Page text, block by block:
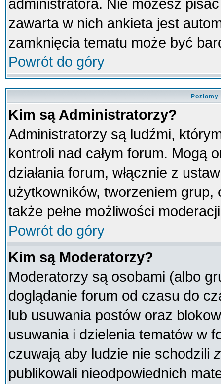
administratora. Nie możesz
zawarta w nich ankieta jest
zamknięcia tematu może być
Powrót do góry
Kim są Administratorzy?
Administratorzy są ludźmi,
kontroli nad całym forum. Mogą
działania forum, włącznie z
użytkowników, tworzeniem
także pełne możliwości
Powrót do góry
Kim są Moderatorzy?
Moderatorzy są osobami (albo
doglądanie forum od czasu do
lub usuwania postów oraz
usuwania i dzielenia tematów w
czuwają aby ludzie nie schodzili
publikowali nieodpowiednich